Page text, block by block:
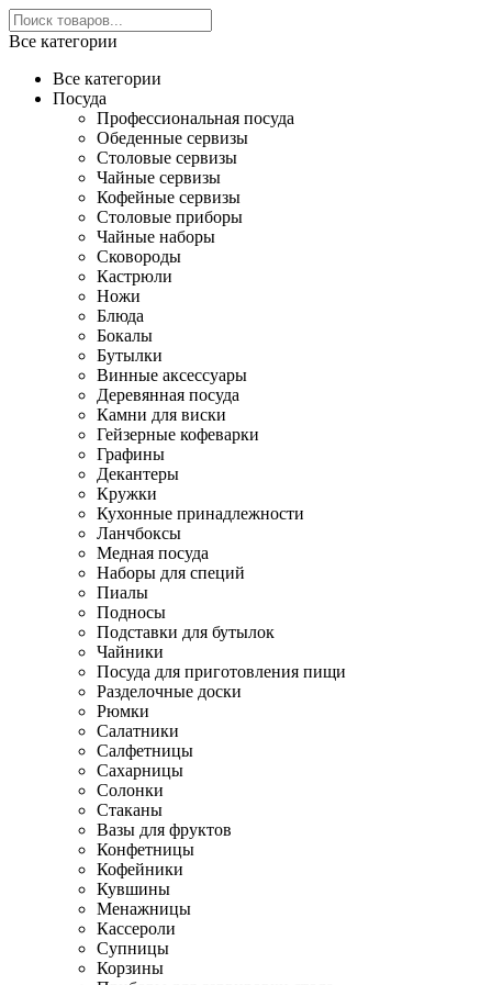
Все категории
Все категории
Посуда
Профессиональная посуда
Обеденные сервизы
Столовые сервизы
Чайные сервизы
Кофейные сервизы
Столовые приборы
Чайные наборы
Сковороды
Кастрюли
Ножи
Блюда
Бокалы
Бутылки
Винные аксессуары
Деревянная посуда
Камни для виски
Гейзерные кофеварки
Графины
Декантеры
Кружки
Кухонные принадлежности
Ланчбоксы
Медная посуда
Наборы для специй
Пиалы
Подносы
Подставки для бутылок
Чайники
Посуда для приготовления пищи
Разделочные доски
Рюмки
Салатники
Салфетницы
Сахарницы
Солонки
Стаканы
Вазы для фруктов
Конфетницы
Кофейники
Кувшины
Менажницы
Кассероли
Супницы
Корзины